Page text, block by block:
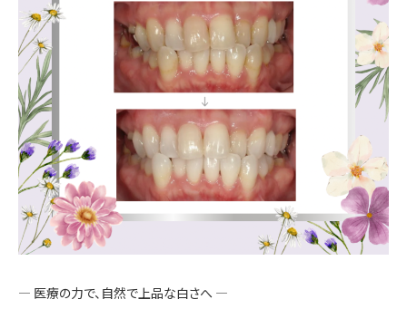
― 医療の力で、自然で上品な白さへ ―